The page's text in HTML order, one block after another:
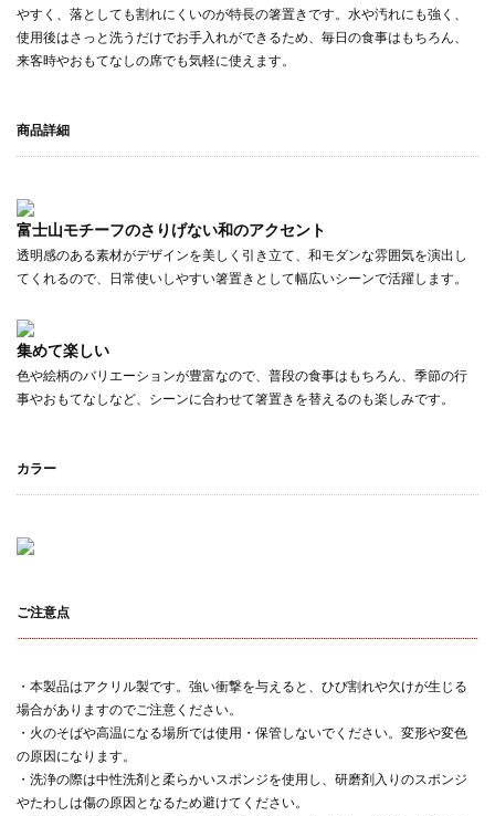
やすく、落としても割れにくいのが特長の箸置きです。水や汚れにも強く、
使用後はさっと洗うだけでお手入れができるため、毎日の食事はもちろん、
来客時やおもてなしの席でも気軽に使えます。
商品詳細
富士山モチーフのさりげない和のアクセント
透明感のある素材がデザインを美しく引き立て、和モダンな雰囲気を演出し
てくれるので、日常使いしやすい箸置きとして幅広いシーンで活躍します。
集めて楽しい
色や絵柄のバリエーションが豊富なので、普段の食事はもちろん、季節の行
事やおもてなしなど、シーンに合わせて箸置きを替えるのも楽しみです。
カラー
ご注意点
・本製品はアクリル製です。強い衝撃を与えると、ひび割れや欠けが生じる
場合がありますのでご注意ください。
・火のそばや高温になる場所では使用・保管しないでください。変形や変色
の原因になります。
・洗浄の際は中性洗剤と柔らかいスポンジを使用し、研磨剤入りのスポンジ
やたわしは傷の原因となるため避けてください。